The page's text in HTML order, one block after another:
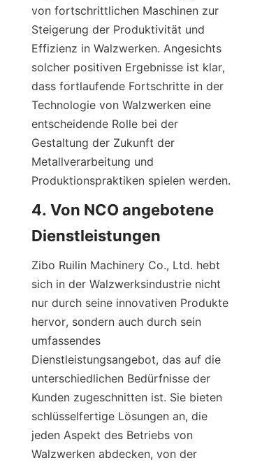
von fortschrittlichen Maschinen zur
Steigerung der Produktivität und
Effizienz in Walzwerken. Angesichts
solcher positiven Ergebnisse ist klar,
dass fortlaufende Fortschritte in der
Technologie von Walzwerken eine
entscheidende Rolle bei der
Gestaltung der Zukunft der
Metallverarbeitung und
Produktionspraktiken spielen werden.
4. Von NCO angebotene
Dienstleistungen
Zibo Ruilin Machinery Co., Ltd. hebt
sich in der Walzwerksindustrie nicht
nur durch seine innovativen Produkte
hervor, sondern auch durch sein
umfassendes
Dienstleistungsangebot, das auf die
unterschiedlichen Bedürfnisse der
Kunden zugeschnitten ist. Sie bieten
schlüsselfertige Lösungen an, die
jeden Aspekt des Betriebs von
Walzwerken abdecken, von der